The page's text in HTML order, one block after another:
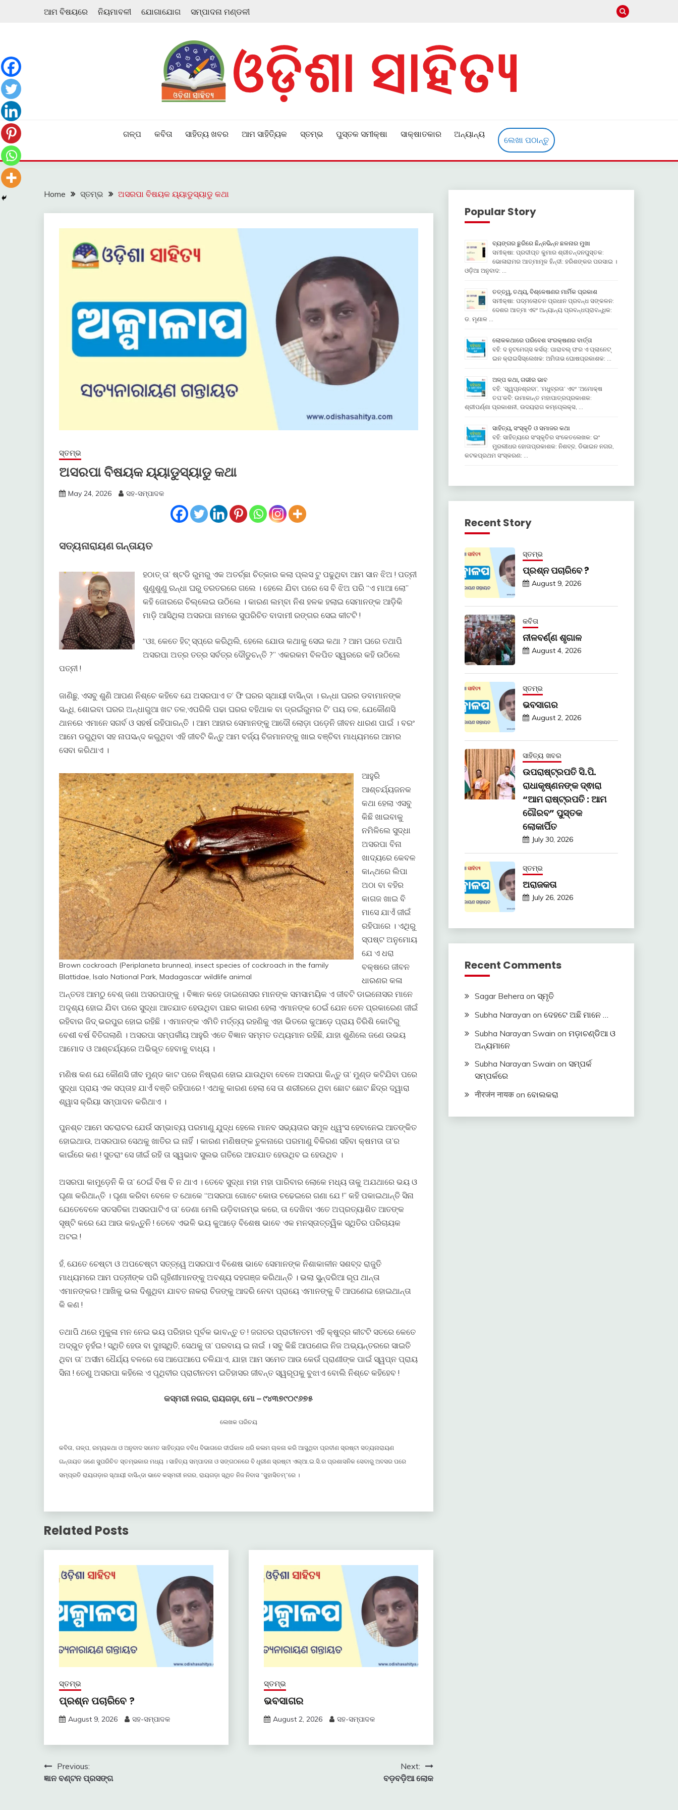
ଆମ ବିଷୟରେ ନିୟମାବଳୀ ଯୋଗାଯୋଗ ସମ୍ପାଦନା ମଣ୍ଡଳୀ
ଗଳ୍ପ କବିତା ସାହିତ୍ୟ ଖବର ଆମ ସାହିତ୍ୟିକ ସ୍ତମ୍ଭ ପୁସ୍ତକ ସମୀକ୍ଷା ସାକ୍ଷାତକାର ଅନ୍ୟାନ୍ୟ
ଲେଖା ପଠାନ୍ତୁ
Home ସ୍ତମ୍ଭ ଅସରପା ବିଷୟକ ୟ୍ୟାଡୁସ୍ୟାଡୁ କଥା
ସ୍ତମ୍ଭ
ଅସରପା ବିଷୟକ ୟ୍ୟାଡୁସ୍ୟାଡୁ କଥା
May 24, 2026 ସହ-ସମ୍ପାଦକ
ସତ୍ୟନାରାୟଣ ଗନ୍ତାୟତ
ହଠାତ୍ ତା’ ଷ୍ଟଡି ରୁମରୁ ଏକ ଅତର୍ଚ୍ଛା ଚିତ୍କାର କଲା ପ୍ଲସ ଟୁ ପଢୁଥିବା ଆମ ସାନ ଝିଅ ! ପତ୍ନୀ
ଶୁଣୁଶୁଣୁ ରନ୍ଧା ଘରୁ ତରତରରେ ଗଲେ । ହେଲେ ଯିବା ପରେ ସେ ବି ଝିଅ ପରି “ଏ ମାଆ ଲୋ”
କହି ଜୋରରେ ଚିଲ୍ଲେଇ ଉଠିଲେ । କାରଣ ଲମ୍ବା ନିଶ ହଳକ ହଲାଇ ସେମାନଙ୍କ ଆଡ଼ିକି
ମାଡ଼ି ଆସିଥିଲା ଅସରପା ନାମରେ ସୁପରିଚିତ ବାଦାମୀ ରଙ୍ଗର ସେଇ କୀଟଟି !
“ଓଃ, କେତେ ହିଟ୍ ସ୍ପ୍ରେ କରିଥିଲି, ହେଲେ ଯୋଉ କଥାକୁ ସେଇ କଥା ? ଆମ ଘରେ ତଥାପି
ଅସରପା ଅତ୍ର ତତ୍ର ସର୍ବତ୍ର ଦୌଡୁଚନ୍ତି ?” ଏକରକମ ବିଳପିତ ସ୍ୱରରେ କହି ଉଠିଲେ
ପତ୍ନୀ !
ଜାଣିଛୁ, ଏସବୁ ଶୁଣି ଆପଣ ନିଶ୍ଚେ କହିବେ ଯେ ଅସରପାଏ ତ’ ଫି ଘରର ସ୍ଥାୟୀ ବାସିନ୍ଦା । ରନ୍ଧା ଘରର ଡବାମାନଙ୍କ
ସନ୍ଧି, ଶୋଇବା ଘରର ଅନ୍ଧାରୁଆ ଖଟ ତଳ,ଏପରିକି ପଢା ଘରର ବହିଥାକ ବା ଡ୍ରଇଁରୁମର ଟି’ ପୟ ତଳ, ଯେକୌଣସି
ଥାନରେ ଏମାନେ ସଗର୍ବ ଓ ସହର୍ଷ ରହିପାରନ୍ତି । ଆମ ଆହାର ସେମାନଙ୍କୁ ଆଦୌ ଲୋଡ଼ା ପଡ଼େନି ଜୀବନ ଧାରଣ ପାଇଁ । ବରଂ
ଆମେ ଡରୁଥିବା ସହ ନାପସନ୍ଦ କରୁଥିବା ଏହି ଜୀବଟି କିନ୍ତୁ ଆମ ବର୍ଜ୍ୟ ଚିଜମାନଙ୍କୁ ଖାଇ ବଞ୍ଚିବା ମାଧ୍ୟମରେ ଆମର
ସେବା କରିଥାଏ ।
Brown cockroach (Periplaneta brunnea), insect species of cockroach in the family
Blattidae, Isalo National Park, Madagascar wildlife animal
ଆହୁରି
ଆଶ୍ଚର୍ଯ୍ୟଜନକ
କଥା ହେଲା ଏସବୁ
କିଛି ଖାଇବାକୁ
ନମିଳିଲେ ସୁଦ୍ଧା
ଅସରପା ବିନା
ଖାଦ୍ୟରେ କେବଳ
କାନ୍ଥରେ ଲିପା
ଅଠା ବା ବହିର
କାଗଜ ଖାଇ ବି
ମାସେ ଯାଏଁ ଜୀଇଁ
ରହିପାରେ । ଏଥିରୁ
ସ୍ପଷ୍ଟ ଅନୁମୋୟ
ଯେ ଏ ଧରା
ବକ୍ଷରେ ଜୀବନ
ଧାରଣର କଳା
ଅନ୍ତତଃ ଆମଠୁ ବେଶ୍ ଜଣା ଅସରପାଙ୍କୁ । ବିଜ୍ଞାନ କହେ ଡାଇନୋସର ମାନଙ୍କ ସମସାମୟିକ ଏ ଜୀବଟି ଡାଇନୋସର ମାନେ
ଅଦୃଶ୍ୟ ହୋଇ ଯିବା ପରେ ସୁଦ୍ଧା ଆତଯାତ ହେଉଥିବା ପଛର କାରଣ ହେଲା ଏମାନଙ୍କ ଠେଇଁ ଯେନ ତେନ ପ୍ରକାରେଣ ଜୀଇଁ
ରହିବାର ଜିଦ୍ ଭରପୁର ହୋଇ ରହିଛି । ଏମାନଙ୍କ ଏମିତି ମର୍ତ୍ତ୍ୟ ରହଣିକୁ ଏହା ଭିତରେ କୁଆଡ଼େ ପ୍ରାୟ ତିରିଶି କୋଟିରୁ
ବେଶୀ ବର୍ଷ ବିତିଗଲାଣି । ଅସରପା ସମ୍ପର୍କୀୟ ଆହୁରି ଏତେ ବିଜ୍ଞାନ ସମ୍ମତ ତଥ୍ୟମାନ ରହିଛି, ଯାହା ଶୁଣିଲେ ଜଣେ ଉଭୟ
ଆମୋଦ ଓ ଆଶ୍ଚର୍ଯ୍ୟରେ ଅଭିଭୂତ ହେବାକୁ ବାଧ୍ୟ ।
​ମଣିଷ କଣ ଯେ କୌଣସି ଜୀବ ମୁଣ୍ଡ କାଟ ପରେ ନିଷ୍ରାଣ ହୋଇ ଯାଉଥିବା ବେଳେ ଅସରପା କିନ୍ତୁ​ ତା’ ମୁଣ୍ଡ କଟିଯିବା ପରେ
ସୁଦ୍ଧା ପ୍ରାୟ ଏକ ସପ୍ତାହ ଯାଏଁ ବଞ୍ଚି ରହିପାରେ ! ଏଥକୁ କାରଣ ହେଲା ସେ ତା ଶରୀରରେ ଥିବା ଛୋଟ ଛୋଟ ଛିଦ୍ର ଦ୍ୱାରା
ଶ୍ୱାସ କ୍ରିୟା ସମ୍ପାଦନ କରିଥାଏ ।
ପୁନଶ୍ଚ ଆମେ ସଚରାଚର ଯେଉଁ ସମ୍ଭାବ୍ୟ ପରମାଣୁ ଯୁଦ୍ଧ ହେଲେ ମାନବ ସଭ୍ୟତାର ସମୂଳ ଧ୍ୱଂସ ହେବାନେଇ ଆତଙ୍କିତ
ହୋଇଥାଉ, ଅସରପାର ସେଥକୁ ଖାତିର ଇ ନାହିଁ । କାରଣ ମଣିଷଙ୍କ ତୁଳନାରେ ପରମାଣୁ ବିକିରଣ ସହିବା କ୍ଷମତା ତା’ର
କାଇଁରେ କଣ ! ସୁତରାଂ ସେ ଜୀଇଁ ରହି ତା ସ୍ୱଭାବ ସୁଲଭ ଗତିରେ ଆତଯାତ ହେଉଥିବ ଇ ହେଉଥିବ ।
ଅସରପା କାମୁଡ଼େନି କି ତା’ ଠେଇଁ ବିଷ ବି ନ ଥାଏ । ତେବେ ସୁଦ୍ଧା ମହା ମହା ପାରିବାର ଲୋକେ ମଧ୍ୟ ତାକୁ ଅଯଥାରେ ଭୟ ଓ
ଘୃଣା କରିଥାନ୍ତି । ଘୃଣା କରିବା ବେଳେ ତ ଥୋକେ “ଅସରପା ଗୋଟେ କୋଉ ଚଢେଇରେ ଗଣା ଯେ !” କହି ପକାଇଥାନ୍ତି ସିନା
ଯେତେବେଳେ ସତସତିକା ଅସରପାଟିଏ ତା’ ଡେଣା ମେଲି ଉଡ଼ିବାରମ୍ଭ କରେ, ତା ଦେଖିବା ଏତେ ଅପ୍ରତ୍ୟାଶିତ ଆତଙ୍କ
ସୃଷ୍ଟି କରେ ଯେ ଆଉ କହନ୍ତୁନି ! ତେବେ ଏଭଳି ଭୟ କୁଆଡ଼େ ବିଶେଷ ଭାବେ ଏକ ମନସ୍ତାତ୍ତ୍ୱିକ ସ୍ଥିତିର ପରିଚାୟକ
ଅଟଇ !
ହଁ, ଯେତେ ଚେଷ୍ଟା ଓ ଅପଚେଷ୍ଟା ସତ୍ତ୍ୱେ ଅସରପାଏ ବିଶେଷ ଭାବେ ସେମାନଙ୍କ ନିଶାକାଳୀନ ସଶବ୍ଦ ରାଜୁତି
ମାଧ୍ୟମରେ ଆମ ପତ୍ନୀଙ୍କ ପରି ଗୃହିଣୀମାନଙ୍କୁ ଅବଶ୍ୟ ଦହଗଞ୍ଜ କରିଥାନ୍ତି । ଭଲା ସୁନ୍ଦରିଆ ରୂପ ଥାନ୍ତା
ଏମାନଙ୍କର ! ଆଖିକୁ ଭଲ ଦିଶୁଥିବା ଯାବତ ନାକରା ଚିଜଙ୍କୁ ଆଦରି ନେବା ପ୍ରାୟେ ଏମାନଙ୍କୁ ବି ଆପଣେଇ ହୋଇଥାନ୍ତା
କି କଣ !
ତଥାପି ଥରେ ମୁକୁଳା ମନ ନେଇ ଭୟ ପରିହାର ପୂର୍ବକ ଭାବନ୍ତୁ ତ ! ଜଗତର ପ୍ରାଚୀନତମ ଏହି କ୍ଷୁଦ୍ର କୀଟଟି ସତରେ କେତେ
ଅଦ୍ଭୁତ ନୁହଁଇ ! ସ୍ଥିତି ହେଉ ବା ଦୁଃସ୍ଥିତି, ସେଥକୁ ତା’ ପରବାୟ ଇ ନାଇଁ । ସବୁ କିଛି ଆପଣେଇ ନିଜ ଅଭ୍ୟନ୍ତରରେ ସାଇତି
ଥିବା ତା’ ଅସୀମ ଧୈର୍ଯ୍ୟ ବଳରେ ସେ ଆପେଆପେ ଚଳିଯାଏ, ଯାହା ଆମ ସମେତ ଆଉ କେଉଁ ପ୍ରାଣୀଙ୍କ ପାଇଁ ସ୍ୱପ୍ନ ପ୍ରାୟ
ସିନା ! ତେଣୁ ଅସରପା କହିଲେ ଏ ପୃଥିବୀର ପ୍ରାଚୀନତମ ଇତିହାସର ଜୀବନ୍ତ ସ୍ୱରୂପକୁ ବୁଝାଏ ବୋଲି ନିଶ୍ଚେ କହିହେବ !
କସ୍ମରୀ ନଗର, ରାୟଗଡ଼ା, ମୋ – ୯୪୩୭୯୦୯୬୭୫
ଲେଖକ ପରିଚୟ
କବିତା, ଗଳ୍ପ, ରମ୍ୟକଥା ଓ ଅନୁବାଦ ସମେତ ସାହିତ୍ୟର ବବିଧ ବିଭାଗରେ ଦୀର୍ଘକାଳ ଧରି କଲମ ଚାଳନା କରି ଆସୁଥିବା ପ୍ରବୀଣ ସ୍ରଷ୍ଟା ସତ୍ୟନାରାୟଣ
ଗନ୍ତାୟତ ଜଣେ ସୁପରିଚିତ ସ୍ତମ୍ଭକାର ମଧ୍ୟ । ସାହିତ୍ୟ ସମ୍ପାଦନା ଓ ସଙ୍ଗଠନରେ ବି ଧୂରୀଣ ସ୍ରଷ୍ଟା ଏଲ୍ଆ.ଇ.ସି.ର ପ୍ରଶାସନିକ ସେବାରୁ ଅବସର ପରେ
ସମ୍ପ୍ରତି ରାୟଗଡ଼ାର ସ୍ଥାୟୀ ବାସିନ୍ଦା ଭାବେ କସ୍ମରୀ ନଗର, ରାୟଗଡ଼ା ସ୍ଥିତ ନିଜ ନିବାସ “ସୁହାସିତମ୍”ରେ ।
Related Posts
ସ୍ତମ୍ଭ
ପ୍ରଶ୍ନ ପଚାରିବେ ?
August 9, 2026 ସହ-ସମ୍ପାଦକ
ସ୍ତମ୍ଭ
ଭବସାଗର
August 2, 2026 ସହ-ସମ୍ପାଦକ
Post
navigation
Previous:
ଜ୍ଞାନ ବଣ୍ଟନ ପ୍ରସଙ୍ଗ
Next:
ବଡ଼ବଡ଼ିଆ ଲୋକ
Popular Story
ବ୍ୟଙ୍ଗର ଛୁରିରେ ଛିନ୍ନଭିନ୍ନ ଛଳନାର ମୁଖା
ସମୀକ୍ଷା: ପ୍ରଦୀପ୍ତ କୁମାର ଶ୍ରୀଚନ୍ଦନପୁସ୍ତକ:
ଭୋଳାରାମର ଆତ୍ମାମୂଳ ହିନ୍ଦୀ: ହରିଶଙ୍କର ପରସାଇ ।
ଓଡ଼ିଆ ଅନୁବାଦ: …
ତତ୍ତ୍ୱ, ତଥ୍ୟ, ବିଶ୍ଳେଷଣର ମାର୍ମିକ ପ୍ରକାଶ
ସମୀକ୍ଷା: ପଦ୍ମଲୋଚନ ପ୍ରଧାନ ପ୍ରବନ୍ଧ ସଙ୍କଳନ:
ଦେଶର ଆତ୍ମା ଏବଂ ଅନ୍ୟାନ୍ୟ ପ୍ରବନ୍ଧପ୍ରାବନ୍ଧିକ:
ଡ. ମୃଣାଳ …
ଲୋକକଥାରେ ପରିବେଶ ସଂରକ୍ଷଣର ବାର୍ତ୍ତା
ବହି: ଦ ନୁଟମେଗ୍ସ କର୍ସର୍: ପାରାବଲ୍ ଫର ଏ ପ୍ଲାନେଟ୍
ଇନ କ୍ରାଇସିସ୍ଲେଖକ: ଅମିତାଭ ଘୋଷପ୍ରକାଶକ: …
ଅଳ୍ପ କଥା, ଗଭୀର ଭାବ
ବହି: ‘ସ୍ୱପ୍ନଶ୍ରବା’, ‘ମଧୁବ୍ରତା’ ଏବଂ ‘ଅମୋକ୍ଷ
ତପ’କବି: ଉମାକାନ୍ତ ମହାପାତ୍ରପ୍ରକାଶକ:
ଶ୍ରୀପର୍ଣ୍ଣା ପ୍ରକାଶନୀ, ଉଦୟରାଗ କମ୍ପେ୍ଲକ୍ସ, …
ସାହିତ୍ୟ, ସଂସ୍କୃତି ଓ ସମାଜର କଥା
ବହି: ସାହିତ୍ୟରେ ସଂସ୍କୃତିର ସଂକେତଲେଖକ: ଇଂ
ମୁରଲୀଧର ହୋତାପ୍ରକାଶକ: ନିଶବ୍ଦ, ଡିଭାଇନ ନଗର,
କଟକପ୍ରଥମ ସଂସ୍କରଣ: …
Recent Story
ସ୍ତମ୍ଭ
ପ୍ରଶ୍ନ ପଚାରିବେ ?
August 9, 2026
କବିତା
ନୀଳବର୍ଣ୍ଣ ଶୃଗାଳ
August 4, 2026
ସ୍ତମ୍ଭ
ଭବସାଗର
August 2, 2026
ସାହିତ୍ୟ ଖବର
ଉପରାଷ୍ଟ୍ରପତି ସି.ପି.
ରାଧାକୃଷ୍ଣନଙ୍କ ଦ୍ଵାରା
“ଆମ ରାଷ୍ଟ୍ରପତି : ଆମ
ଗୌରବ” ପୁସ୍ତକ
ଲୋକାର୍ପିତ
July 30, 2026
ସ୍ତମ୍ଭ
ଅରାଜକତା
July 26, 2026
Recent Comments
Sagar Behera on ସ୍ମୃତି
Subha Narayan on ଦେହଟେ ଅଛି ମାନେ …
Subha Narayan Swain on ମଡ଼ାଚଣ୍ଡିଆ ଓ
ଅନ୍ୟମାନେ
Subha Narayan Swain on ସମ୍ପର୍କ
ସମ୍ପର୍କରେ
नीरजंन नायकon ବୋଲକରା